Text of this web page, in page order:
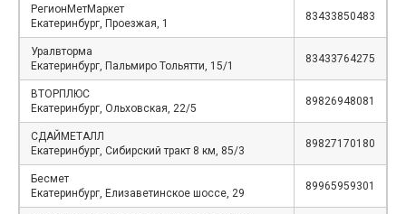
РегионМетМаркет
Екатеринбург, Проезжая, 1
83433850483
Уралвторма
Екатеринбург, Пальмиро Тольятти, 15/1
83433764275
ВТОРПЛЮС
Екатеринбург, Ольховская, 22/5
89826948081
СДАЙМЕТАЛЛ
Екатеринбург, Сибирский тракт 8 км, 85/3
89827170180
Бесмет
Екатеринбург, Елизаветинское шоссе, 29
89965959301